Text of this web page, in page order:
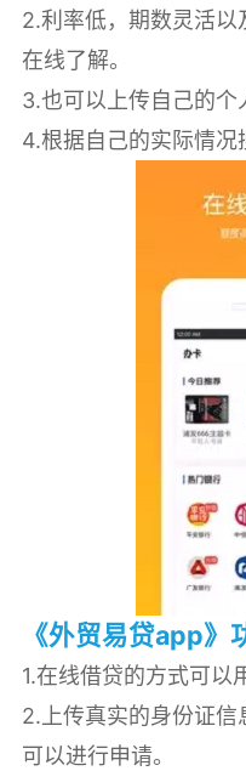
2.利率低，期数灵活
在线了解。
3.也可以上传自己的个
4.根据自己的实际情况
《外贸易贷app》
1.在线借贷的方式可以
2.上传真实的身份证
可以进行申请。